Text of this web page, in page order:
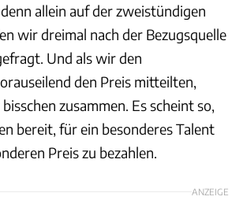
allein auf der zweistündigen
wir dreimal nach der Bezugsquelle
Und als wir den
den Preis mitteilten,
zusammen. Es scheint so,
bereit, für ein besonderes Talent
Preis zu bezahlen.
ANZEIGE